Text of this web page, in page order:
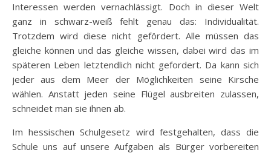
Interessen werden vernachlässigt. Doch in dieser Welt
ganz in schwarz-weiß fehlt genau das: Individualität.
Trotzdem wird diese nicht gefördert. Alle müssen das
gleiche können und das gleiche wissen, dabei wird das im
späteren Leben letztendlich nicht gefordert. Da kann sich
jeder aus dem Meer der Möglichkeiten seine Kirsche
wählen. Anstatt jeden seine Flügel ausbreiten zulassen,
schneidet man sie ihnen ab.
Im hessischen Schulgesetz wird festgehalten, dass die
Schule uns auf unsere Aufgaben als Bürger vorbereiten